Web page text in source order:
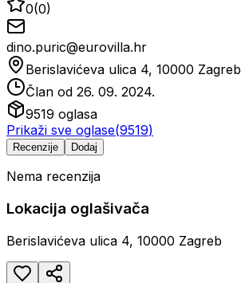
0(0)
dino.puric@eurovilla.hr
Berislavićeva ulica 4, 10000 Zagreb
Član od 26. 09. 2024.
9519 oglasa
Prikaži sve oglase(9519)
Recenzije Dodaj
Nema recenzija
Lokacija oglašivača
Berislavićeva ulica 4, 10000 Zagreb